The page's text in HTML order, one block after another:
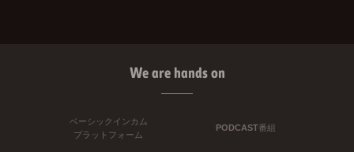
We are hands on
ベーシックインカム
プラットフォーム
PODCAST番組